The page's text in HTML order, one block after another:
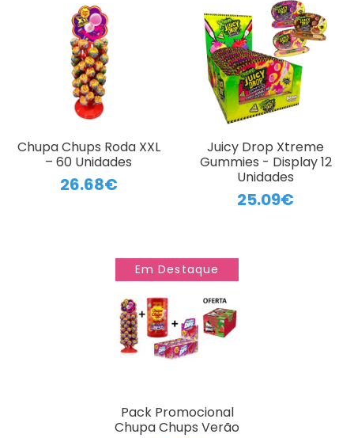
Chupa Chups Roda XXL
– 60 Unidades
26.68€
Juicy Drop Xtreme
Gummies - Display 12
Unidades
25.09€
Em Destaque
Pack Promocional
Chupa Chups Verão